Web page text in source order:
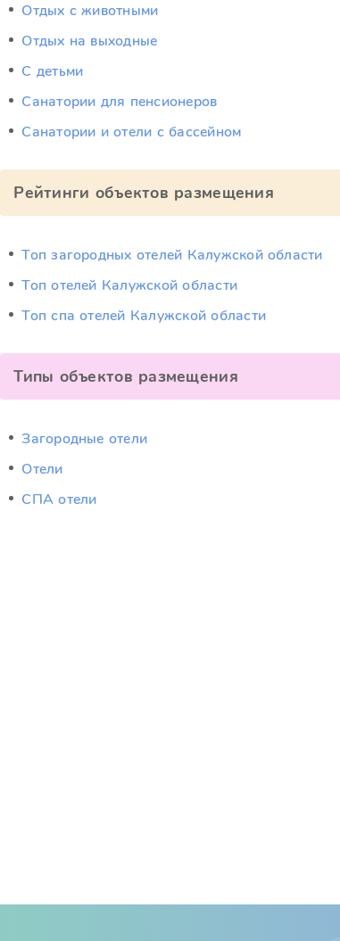
Отдых c животными
Отдых на выходные
С детьми
Санатории для пенсионеров
Санатории и отели с бассейном
Рейтинги объектов размещения
Топ загородных отелей Калужской области
Топ отелей Калужской области
Топ спа отелей Калужской области
Типы объектов размещения
Загородные отели
Отели
СПА отели